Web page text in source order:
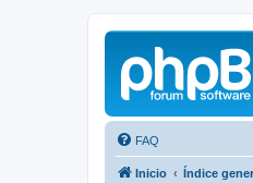
FAQ
Inicio Índice